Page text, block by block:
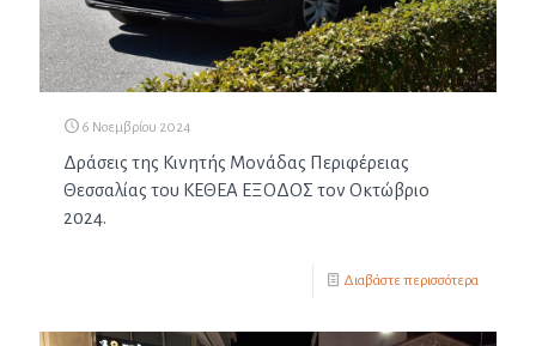
6 Νοεμβρίου 2024
Δράσεις της Κινητής Μονάδας Περιφέρειας
Θεσσαλίας του ΚΕΘΕΑ ΕΞΟΔΟΣ τον Οκτώβριο
2024.
Διαβάστε περισσότερα